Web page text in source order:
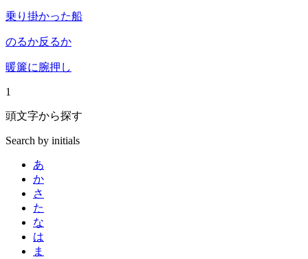
乗り掛かった船
のるか反るか
暖簾に腕押し
1
頭文字から探す
Search by initials
あ
か
さ
た
な
は
ま